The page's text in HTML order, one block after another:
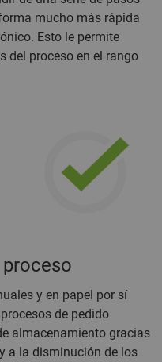
mucho más rápida
Esto le permite
del proceso en el rango
y en papel por sí
de pedido
almacenamiento gracias
a la disminución de los